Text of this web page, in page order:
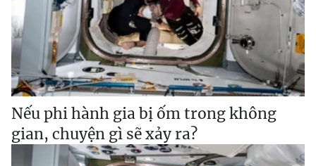
Nếu phi hành gia bị ốm trong không
gian, chuyện gì sẽ xảy ra?